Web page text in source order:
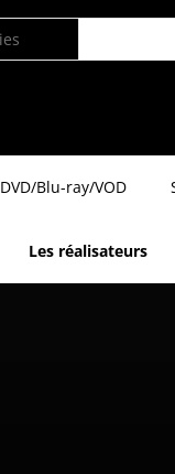
DVD/Blu-ray/VOD
Les réalisateurs